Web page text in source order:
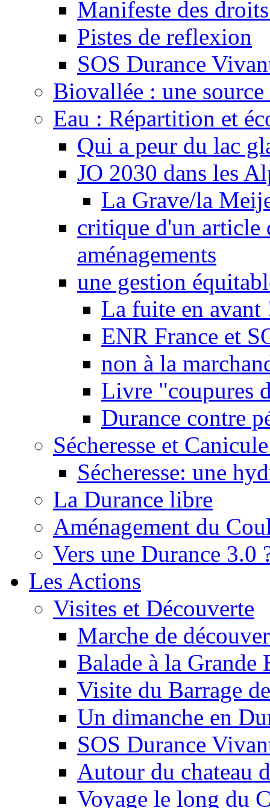
Manifeste des
Pistes de reflexion
SOS Durance
Biovallée : une
Eau : Répartition et
Qui a peur du lac
JO 2030 dans les
La Grave/la
critique d'un article
aménagements
une gestion
La fuite en avant
ENR France et
non à la
Livre "coupures
Durance contre
Sécheresse et
Sécheresse: une
La Durance libre
Aménagement du
Vers une Durance 3.0
Les Actions
Visites et Découverte
Marche de
Balade à la Grande
Visite du Barrage
Un dimanche en
SOS Durance
Autour du chateau
Voyage le long du